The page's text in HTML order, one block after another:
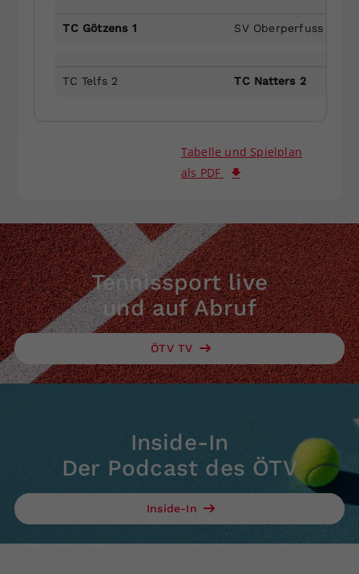
TC Götzens 1 SV Oberperfuss 1
TC Telfs 2 TC Natters 2
Tabelle und Spielplan
als PDF
Tennissport live
und auf Abruf
ÖTV TV
Inside-In
Der Podcast des ÖTV
Inside-In